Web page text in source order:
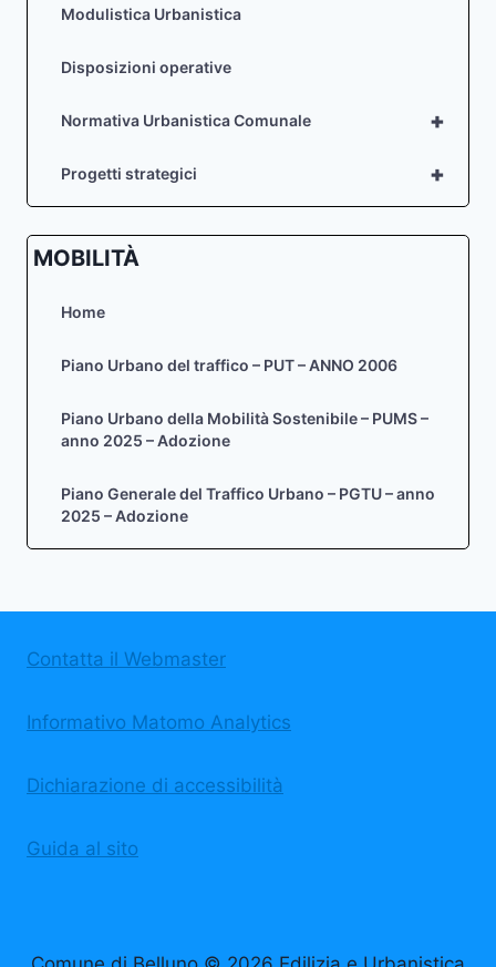
Modulistica Urbanistica
Disposizioni operative
+
Normativa Urbanistica Comunale
+
Progetti strategici
MOBILITÀ
Home
Piano Urbano del traffico – PUT – ANNO 2006
Piano Urbano della Mobilità Sostenibile – PUMS –
anno 2025 – Adozione
Piano Generale del Traffico Urbano – PGTU – anno
2025 – Adozione
Contatta il Webmaster
Informativo Matomo Analytics
Dichiarazione di accessibilità
Guida al sito